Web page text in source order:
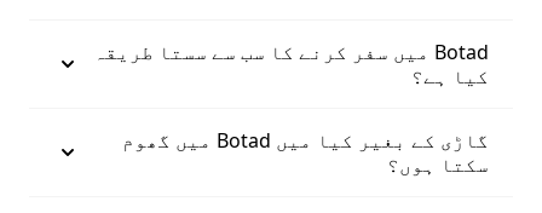
Botad میں سفر کرنے کا سب سے سستا طریقہ
کیا ہے؟
گاڑی کے بغیر کیا میں Botad میں گھوم
سکتا ہوں؟